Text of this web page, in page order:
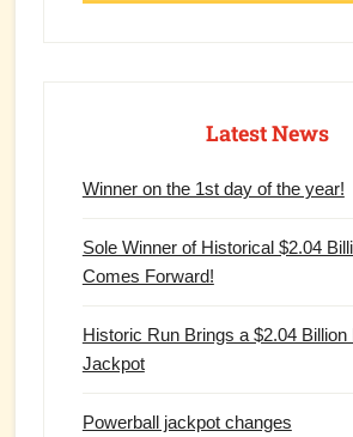
Latest News
Winner on the 1st day of the year!
Sole Winner of Historical $2.04
Comes Forward!
Historic Run Brings a $2.04 Billion
Jackpot
Powerball jackpot changes